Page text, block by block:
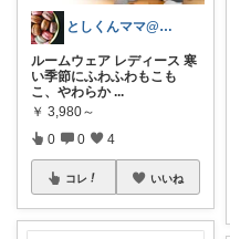
としくんママ@スイーツ大好き
ルームウェア レディース 寒
い季節にふわふわもこも
こ、やわらか ...
￥ 3,980～
0 0 4
コレ いいね